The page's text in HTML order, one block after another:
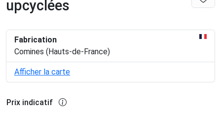
upcyclées
Fabrication
Comines (Hauts-de-France)
Afficher la carte
Prix indicatif